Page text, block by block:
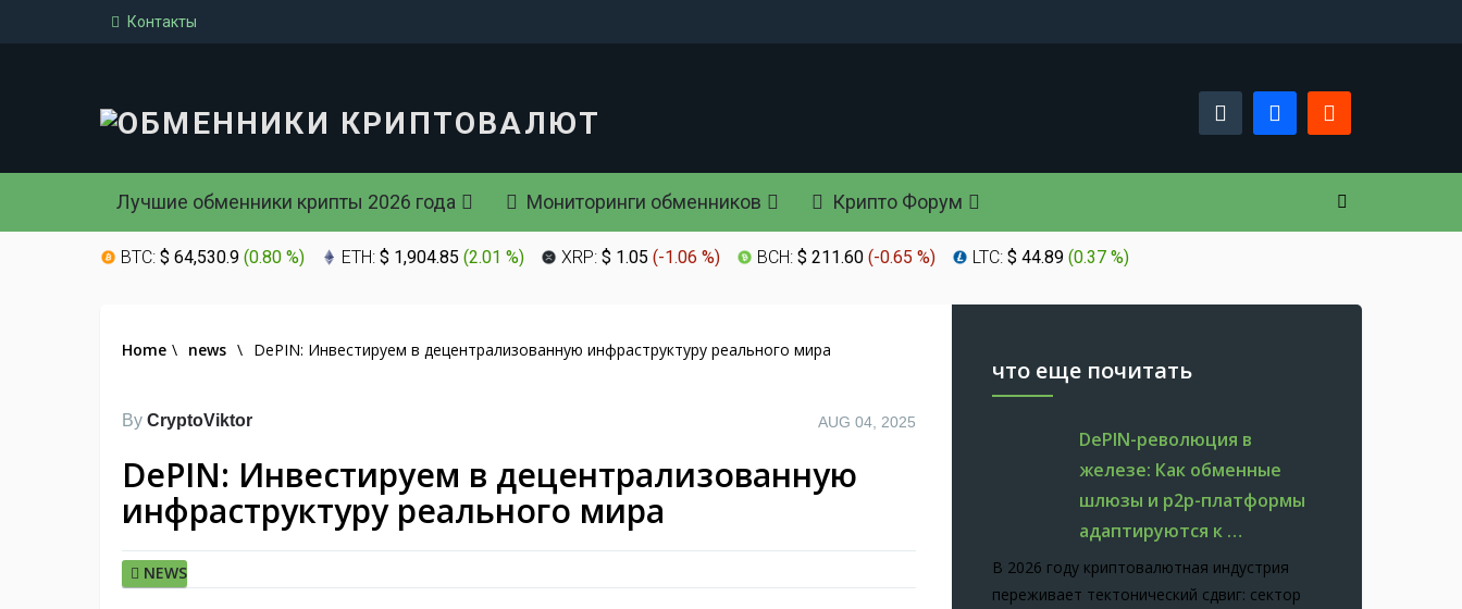
Контакты
Лучшие обменники крипты 2026 года Мониторинги обменников Крипто Форум
BTC: $ 64,530.9 (0.80 %) ETH: $ 1,904.85 (2.01 %) XRP: $ 1.05 (-1.06 %) BCH: $ 211.60 (-0.65 %) LTC: $ 44.89 (0.37 %)
Home \ news \ DePIN: Инвестируем в децентрализованную инфраструктуру реального мира
By CryptoViktor AUG 04, 2025
DePIN: Инвестируем в децентрализованную
инфраструктуру реального мира
NEWS
что еще почитать
DePIN-революция в
железе: Как обменные
шлюзы и p2p-платформы
адаптируются к …
В 2026 году криптовалютная индустрия
переживает тектонический сдвиг: сектор